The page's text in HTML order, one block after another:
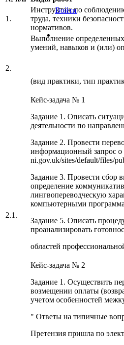
Войти
1.
Инструктаж по
труда, техники
нормативов.
2.
Выполнение определенных
умений, навыков и (или)
(вид практики, тип
2.1.
Кейс-задача № 1
Задание 1. Описать
деятельности по
Задание 2. Провести
информационный запрос о
ni.gov.uk/sites/default/files/
Задание 3. Провести сбор
определение
лингвопереводческую
компьютерными
Задание 5. Описать
проанализировать
областей
Кейс-задача № 2
Задание 1. Осуществить
возмещении оплаты
учетом особенностей
" Ответы на типичные
Претензия пришла по